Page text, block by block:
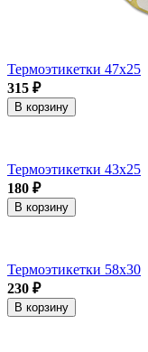
Термоэтикетки 47х25
315 ₽
В корзину
Термоэтикетки 43х25
180 ₽
В корзину
Термоэтикетки 58х30
230 ₽
В корзину